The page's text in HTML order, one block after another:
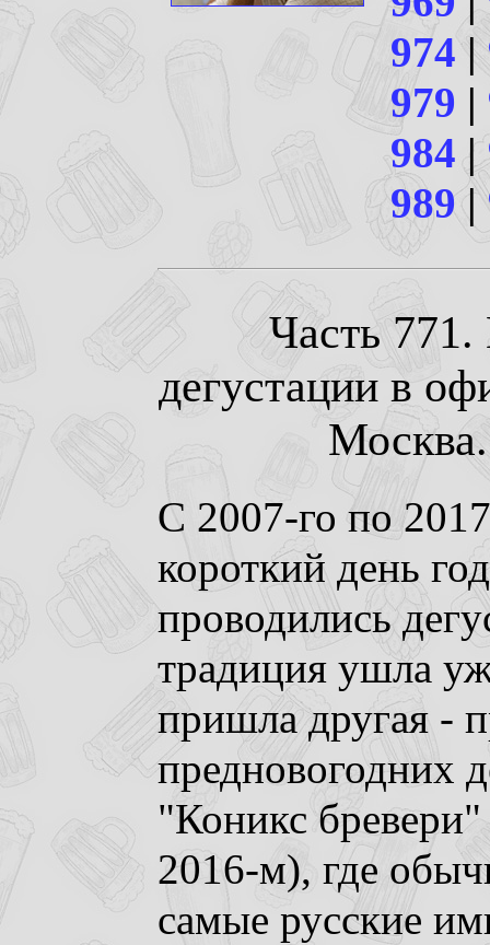
974|
979 |
984 |
989|
Часть 771.
дегустации в
С 2007-го по
короткий день
проводились
традиция ушла
пришла другая -
предновогодних
"Коникс
2016-м), где
самые русские